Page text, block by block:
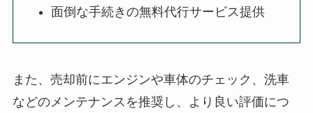
面倒な手続きの無料代行サービス提供
また、売却前にエンジンや車体のチェック、洗車
などのメンテナンスを推奨し、より良い評価につ